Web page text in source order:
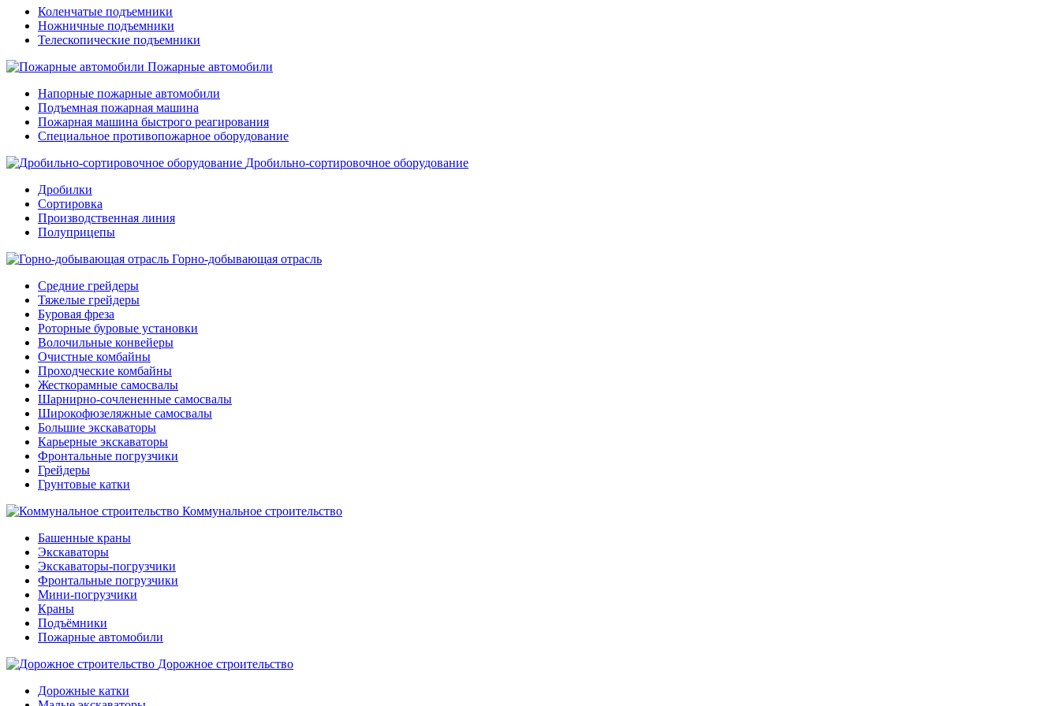
Коленчатые подъемники
Ножничные подъемники
Телескопические подъемники
Пожарные автомобили
Напорные пожарные автомобили
Подъемная пожарная машина
Пожарная машина быстрого реагирования
Специальное противопожарное оборудование
Дробильно-сортировочное оборудование
Дробилки
Сортировка
Производственная линия
Полуприцепы
Горно-добывающая отрасль
Средние грейдеры
Тяжелые грейдеры
Буровая фреза
Роторные буровые установки
Волочильные конвейеры
Очистные комбайны
Проходческие комбайны
Жесткорамные самосвалы
Шарнирно-сочлененные самосвалы
Широкофюзеляжные самосвалы
Большие экскаваторы
Карьерные экскаваторы
Фронтальные погрузчики
Грейдеры
Грунтовые катки
Коммунальное строительство
Башенные краны
Экскаваторы
Экскаваторы-погрузчики
Фронтальные погрузчики
Мини-погрузчики
Краны
Подъёмники
Пожарные автомобили
Дорожное строительство
Дорожные катки